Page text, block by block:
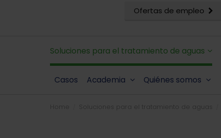
Ofertas de empleo
Soluciones para el tratamiento de aguas
Casos Academia Quiénes somos
Home Soluciones para el tratamiento de aguas